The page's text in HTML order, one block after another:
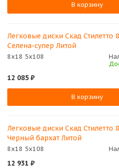
В корзину
Легковые диски Скад Стилетто
Селена-супер Литой
8x18 5x108
12 085 ₽
В корзину
Легковые диски Скад Стилетто
Черный бархат Литой
8x18 5x108
12 931 ₽